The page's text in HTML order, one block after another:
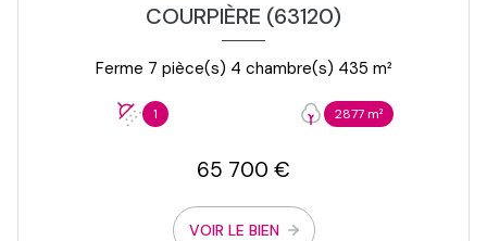
COURPIÈRE (63120)
Ferme 7 pièce(s) 4 chambre(s) 435 m²
1 2877 m²
65 700 €
VOIR LE BIEN